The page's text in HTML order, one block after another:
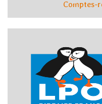
Comptes-